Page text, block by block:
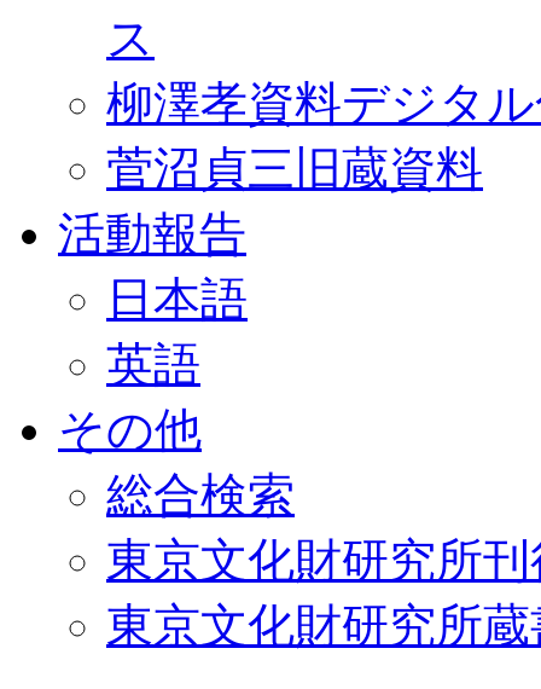
ス
柳澤孝資料デジタ
菅沼貞三旧蔵資料
活動報告
日本語
英語
その他
総合検索
東京文化財研究所
東京文化財研究所